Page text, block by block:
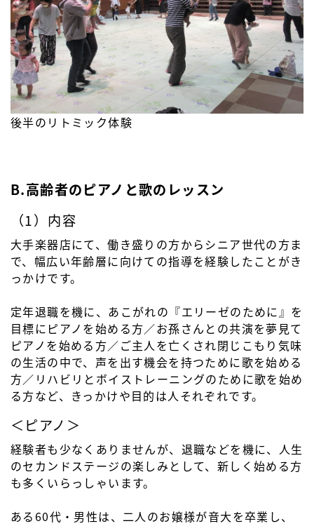
後半のリトミック体験
B.高齢者のピアノと歌のレッスン
（1）内容
大手楽器店にて、働き盛りの方からシニア世代の方ま
で、幅広い年齢層に向けての指導を経験したことがき
っかけです。
定年退職を機に、あこがれの『エリーゼのために』を
目標にピアノを始める方／お孫さんとの共演を夢見て
ピアノを始める方／ご主人を亡くされ閉じこもり気味
の生活の中で、声を出す機会を持つために歌を始める
方／リハビリとボイストレーニングのために歌を始め
る方など、きっかけや目的は人それぞれです。
＜ピアノ＞
経験者も少なくありませんが、退職などを機に、人生
のセカンドステージの楽しみとして、新しく始める方
も多くいらっしゃいます。
ある60代・男性は、二人のお嬢様が音大を卒業し、